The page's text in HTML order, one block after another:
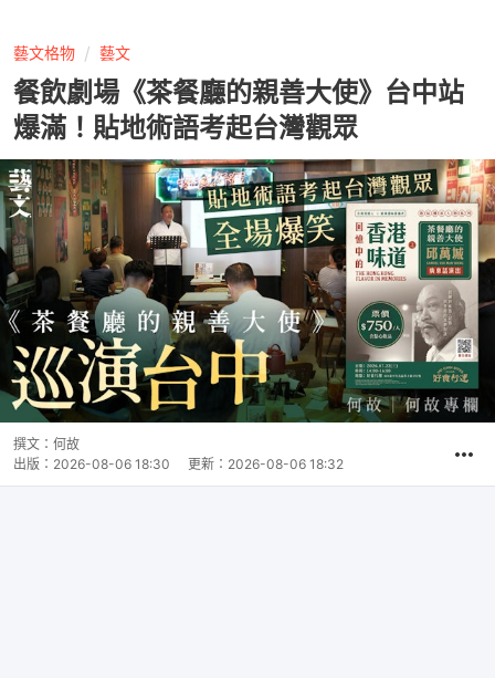
藝文格物 藝文
餐飲劇場《茶餐廳的親善大使》台中站
爆滿！貼地術語考起台灣觀眾
撰文： 何故
出版： 2026-08-06 18:30 更新： 2026-08-06 18:32